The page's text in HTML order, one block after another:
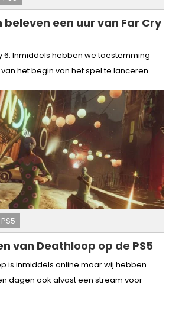
een uur van Far Cry
6. Inmiddels hebben we toestemming
het begin van het spel te lanceren...
PS5
van Deathloop op de PS5
is inmiddels online maar wij hebben
dagen ook alvast een stream voor